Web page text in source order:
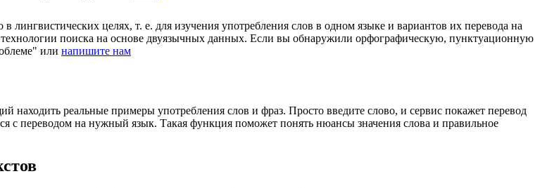
целях, т. е. для изучения употребления слов в одном языке и вариантов их перевода на
поиска на основе двуязычных данных. Если вы обнаружили орфографическую, пунктуационную
или напишите нам
находить реальные примеры употребления слов и фраз. Просто введите слово, и сервис покажет перевод
с переводом на нужный язык. Такая функция поможет понять нюансы значения слова и правильное